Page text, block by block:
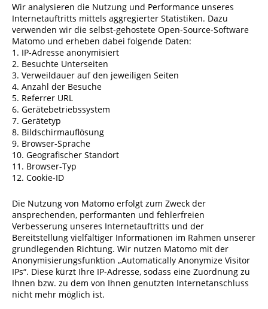
Wir analysieren die Nutzung und Performance unseres
Internetauftritts mittels aggregierter Statistiken. Dazu
verwenden wir die selbst-gehostete Open-Source-Software
Matomo und erheben dabei folgende Daten:
1. IP-Adresse anonymisiert
2. Besuchte Unterseiten
3. Verweildauer auf den jeweiligen Seiten
4. Anzahl der Besuche
5. Referrer URL
6. Gerätebetriebssystem
7. Gerätetyp
8. Bildschirmauflösung
9. Browser-Sprache
10. Geografischer Standort
11. Browser-Typ
12. Cookie-ID
Die Nutzung von Matomo erfolgt zum Zweck der
ansprechenden, performanten und fehlerfreien
Verbesserung unseres Internetauftritts und der
Bereitstellung vielfältiger Informationen im Rahmen unserer
grundlegenden Richtung. Wir nutzen Matomo mit der
Anonymisierungsfunktion „Automatically Anonymize Visitor
IPs“. Diese kürzt Ihre IP-Adresse, sodass eine Zuordnung zu
Ihnen bzw. zu dem von Ihnen genutzten Internetanschluss
nicht mehr möglich ist.